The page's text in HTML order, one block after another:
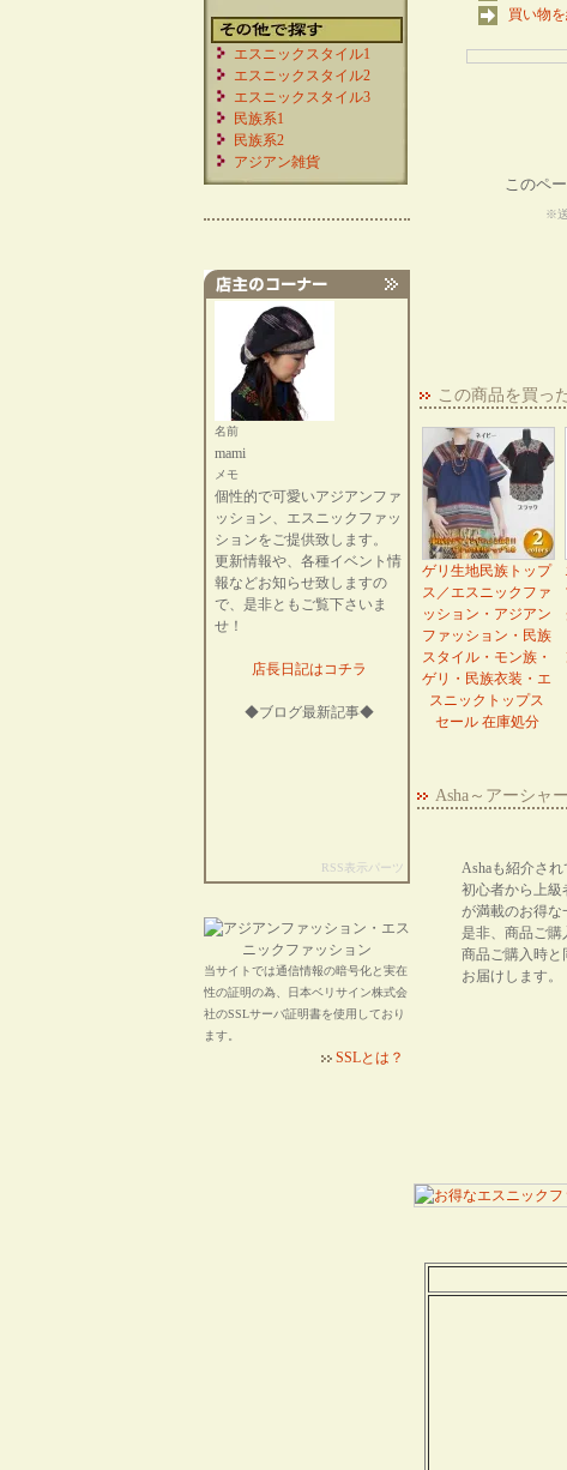
買い物
このペ
※
この商品を買っ
ゲリ生地民族トップ
ス／エスニックファ
ッション・アジアン
ファッション・民族
スタイル・モン族・
ゲリ・民族衣装・エ
スニックトップス
セール 在庫処分
Asha～アーシャ
Ashaも紹介され
初心者から上級
が満載のお得な
是非、商品ご購
商品ご購入時と
お届けします。
エスニックスタイル1
エスニックスタイル2
エスニックスタイル3
民族系1
民族系2
アジアン雑貨
名前
mami
メモ
個性的で可愛いアジアンファ
ッション、エスニックファッ
ションをご提供致します。
更新情報や、各種イベント情
報などお知らせ致しますの
で、是非ともご覧下さいま
せ！
店長日記はコチラ
◆ブログ最新記事◆
RSS表示パーツ
当サイトでは通信情報の暗号化と実在
性の証明の為、日本ベリサイン株式会
社のSSLサーバ証明書を使用しており
ます。
SSLとは？